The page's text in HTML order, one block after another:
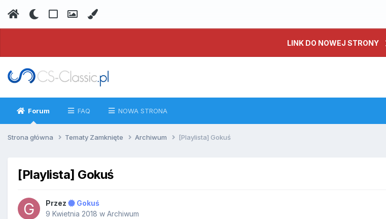
LINK DO NOWEJ STRONY
Forum FAQ NOWA STRONA
Strona główna Tematy Zamknięte Archiwum [Playlista] Gokuś
[Playlista] Gokuś
Przez
Gokuś
9 Kwietnia 2018 w Archiwum